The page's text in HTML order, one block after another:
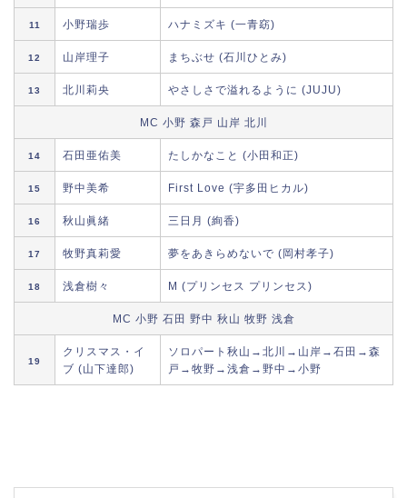
11 小野瑞歩 ハナミズキ (一青窈)
12 山岸理子 まちぶせ (石川ひとみ)
13 北川莉央 やさしさで溢れるように (JUJU)
MC 小野 森戸 山岸 北川
14 石田亜佑美 たしかなこと (小田和正)
15 野中美希 First Love (宇多田ヒカル)
16 秋山眞緒 三日月 (絢香)
17 牧野真莉愛 夢をあきらめないで (岡村孝子)
18 浅倉樹々 M (プリンセス プリンセス)
MC 小野 石田 野中 秋山 牧野 浅倉
19
クリスマス・イ
ブ (山下達郎)
ソロパート秋山→北川→山岸→石田→森
戸→牧野→浅倉→野中→小野